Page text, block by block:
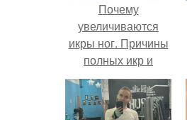
Почему
увеличиваются
икры ног. Причины
полных икр и
варианты, как
сделать икры ног
тоньше.